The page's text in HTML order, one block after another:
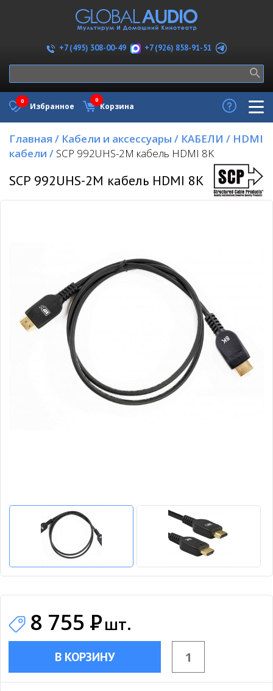
+7 (495) 308-00-49 +7 (926) 858-91-51
Избранное
0
Корзина
0
Главная / Кабели и аксессуары / КАБЕЛИ / HDMI
кабели / SCP 992UHS-2M кабель HDMI 8K
SCP 992UHS-2M кабель HDMI 8K
8 755 Ршт.
В КОРЗИНУ